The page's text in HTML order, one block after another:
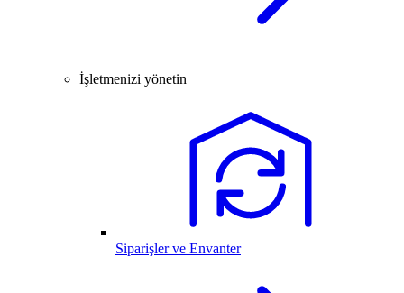
İşletmenizi yönetin
Siparişler ve Envanter